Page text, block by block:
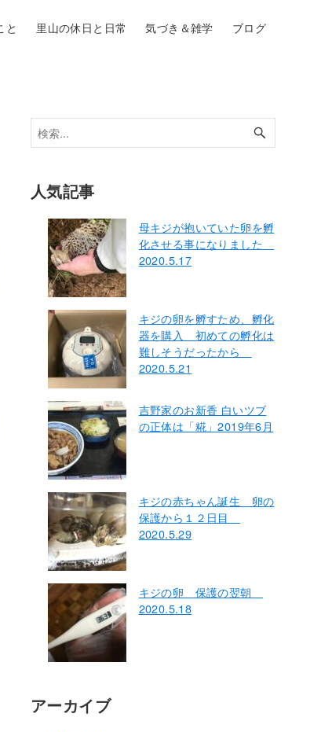
と 里山の休日と日常 気づき＆雑学 ブログ
人気記事
母キジが抱いていた卵を孵
化させる事になりました
2020.5.17
キジの卵を孵すため、孵化
器を購入 初めての孵化は
難しそうだったから
2020.5.21
吉野家のお新香 白いツブ
の正体は「糀」2019年6月
キジの赤ちゃん誕生 卵の
保護から１２日目
2020.5.29
キジの卵 保護の翌朝
2020.5.18
アーカイブ